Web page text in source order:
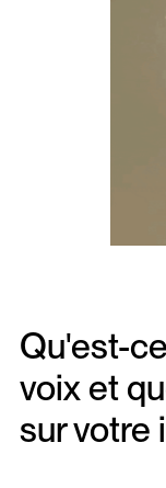
Qu'est-
voix et
sur votre